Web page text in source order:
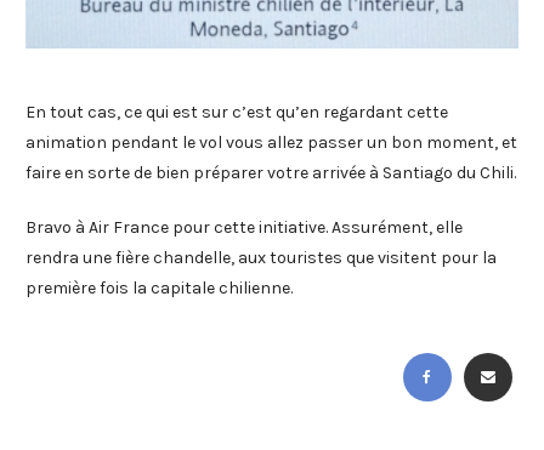
En tout cas, ce qui est sur c’est qu’en regardant cette
animation pendant le vol vous allez passer un bon moment, et
faire en sorte de bien préparer votre arrivée à Santiago du Chili.
Bravo à Air France pour cette initiative. Assurément, elle
rendra une fière chandelle, aux touristes que visitent pour la
première fois la capitale chilienne.